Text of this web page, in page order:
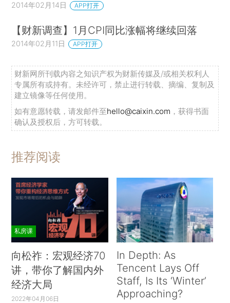
2014年02月14日 APP打开
【财新调查】1月CPI同比涨幅将继续回落
2014年02月11日 APP打开
财新网所刊载内容之知识产权为财新传媒及/或相关权利人
专属所有或持有。未经许可，禁止进行转载、摘编、复制及
建立镜像等任何使用。
如有意愿转载，请发邮件至hello@caixin.com ，获得书面
确认及授权后，方可转载。
推荐阅读
私房课
向松祚：宏观经济70
讲，带你了解国内外
经济大局
2022年04月06日
In Depth: As
Tencent Lays Off
Staff, Is Its ‘Winter’
Approaching?